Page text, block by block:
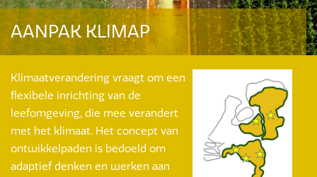
AANPAK KLIMAP
Klimaatverandering vraagt om een
flexibele inrichting van de
leefomgeving, die mee verandert
met het klimaat. Het concept van
ontwikkelpaden is bedoeld om
adaptief denken en werken aan